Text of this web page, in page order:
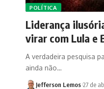
POLÍTICA
Liderança
virar com Lula e
A verdadeira pesquisa
ainda não…
Jefferson Lemos 27 de